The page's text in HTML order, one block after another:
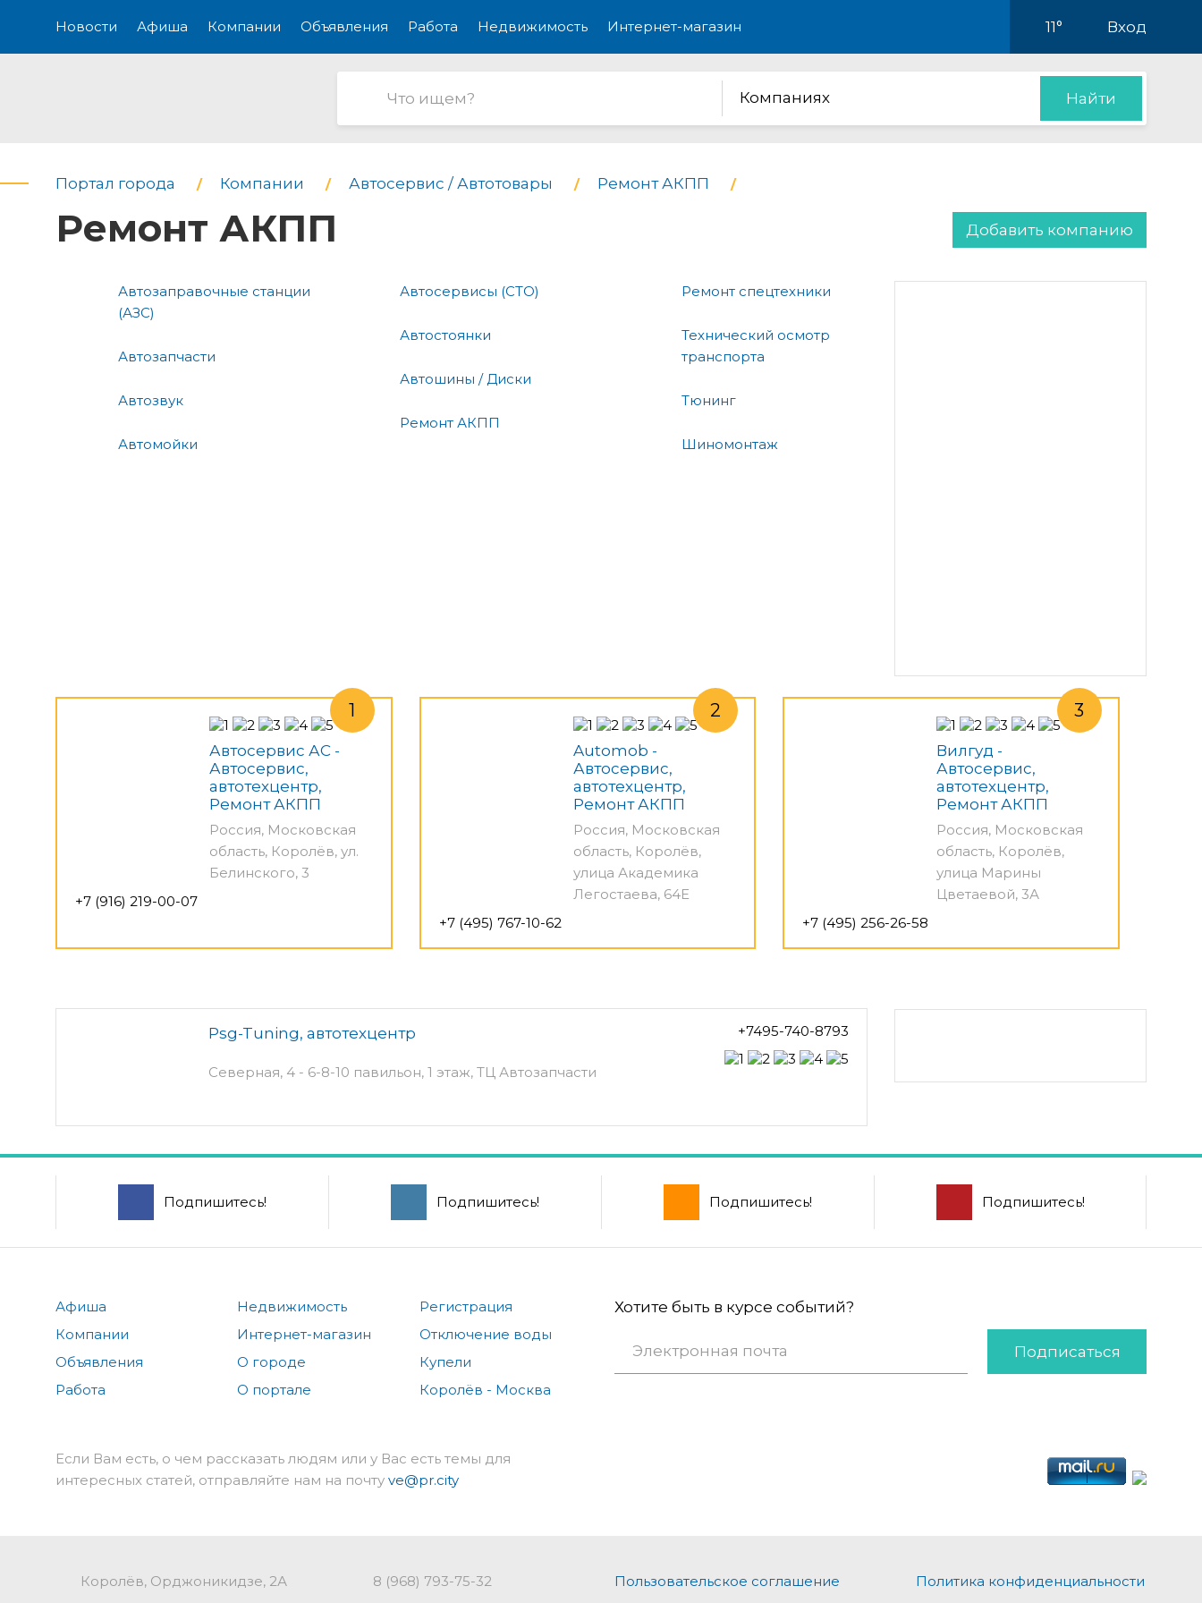
Новости Афиша Компании Объявления Работа Недвижимость Интернет-магазин 11° Вход
Компаниях Найти
Портал города Компании Автосервис / Автотовары Ремонт АКПП
Ремонт АКПП Добавить компанию
Автозаправочные станции
(АЗС)
Автозапчасти
Автозвук
Автомойки
Автосервисы (СТО)
Автостоянки
Автошины / Диски
Ремонт АКПП
Ремонт спецтехники
Технический осмотр
транспорта
Тюнинг
Шиномонтаж
Автосервис АС -
Автосервис,
автотехцентр,
Ремонт АКПП
Россия, Московская
область, Королёв, ул.
Белинского, 3
+7 (916) 219-00-07
Automob -
Автосервис,
автотехцентр,
Ремонт АКПП
Россия, Московская
область, Королёв,
улица Академика
Легостаева, 64Е
+7 (495) 767-10-62
Вилгуд -
Автосервис,
автотехцентр,
Ремонт АКПП
Россия, Московская
область, Королёв,
улица Марины
Цветаевой, 3А
+7 (495) 256-26-58
Psg-Tuning, автотехцентр
Северная, 4 - 6-8-10 павильон, 1 этаж, ТЦ Автозапчасти
+7495-740-8793
Подпишитесь! Подпишитесь! Подпишитесь! Подпишитесь!
Афиша
Компании
Объявления
Работа
Недвижимость
Интернет-магазин
О городе
О портале
Регистрация
Отключение воды
Купели
Королёв - Москва
Хотите быть в курсе событий?
Подписаться
Если Вам есть, о чем рассказать людям или у Вас есть темы для
интересных статей, отправляйте нам на почту ve@pr.city
Королёв, Орджоникидзе, 2А 8 (968) 793-75-32 Пользовательское соглашение Политика конфиденциальности